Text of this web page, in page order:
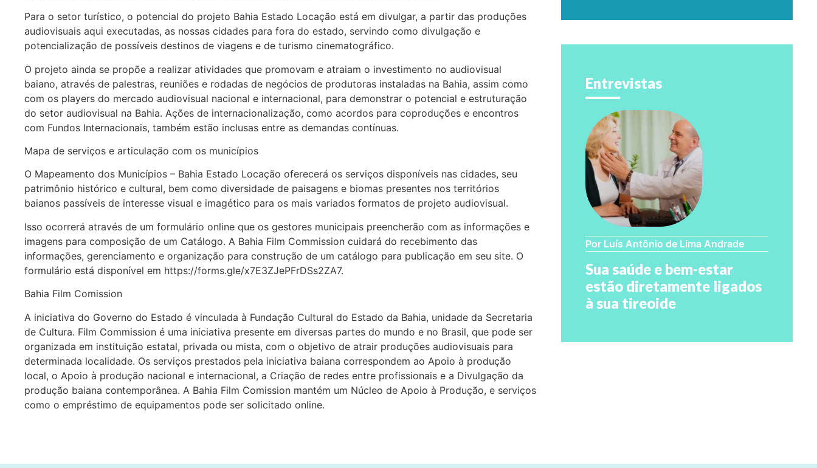
Para o setor turístico, o potencial do projeto Bahia Estado Locação está em divulgar, a partir das produções
audiovisuais aqui executadas, as nossas cidades para fora do estado, servindo como divulgação e
potencialização de possíveis destinos de viagens e de turismo cinematográfico.
O projeto ainda se propõe a realizar atividades que promovam e atraiam o investimento no audiovisual
baiano, através de palestras, reuniões e rodadas de negócios de produtoras instaladas na Bahia, assim como
com os players do mercado audiovisual nacional e internacional, para demonstrar o potencial e estruturação
do setor audiovisual na Bahia. Ações de internacionalização, como acordos para coproduções e encontros
com Fundos Internacionais, também estão inclusas entre as demandas contínuas.
Mapa de serviços e articulação com os municípios
O Mapeamento dos Municípios – Bahia Estado Locação oferecerá os serviços disponíveis nas cidades, seu
patrimônio histórico e cultural, bem como diversidade de paisagens e biomas presentes nos territórios
baianos passíveis de interesse visual e imagético para os mais variados formatos de projeto audiovisual.
Isso ocorrerá através de um formulário online que os gestores municipais preencherão com as informações e
imagens para composição de um Catálogo. A Bahia Film Commission cuidará do recebimento das
informações, gerenciamento e organização para construção de um catálogo para publicação em seu site. O
formulário está disponível em https://forms.gle/x7E3ZJePFrDSs2ZA7.
Bahia Film Comission
A iniciativa do Governo do Estado é vinculada à Fundação Cultural do Estado da Bahia, unidade da Secretaria
de Cultura. Film Commission é uma iniciativa presente em diversas partes do mundo e no Brasil, que pode ser
organizada em instituição estatal, privada ou mista, com o objetivo de atrair produções audiovisuais para
determinada localidade. Os serviços prestados pela iniciativa baiana correspondem ao Apoio à produção
local, o Apoio à produção nacional e internacional, a Criação de redes entre profissionais e a Divulgação da
produção baiana contemporânea. A Bahia Film Comission mantém um Núcleo de Apoio à Produção, e serviços
como o empréstimo de equipamentos pode ser solicitado online.
Entrevistas
Por Luís Antônio de Lima Andrade
Sua saúde e bem-estar
estão diretamente ligados
à sua tireoide